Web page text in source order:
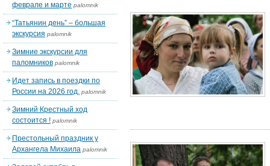
феврале и марте palomnik
“Татьянин день” – большая
экскурсия palomnik
Зимние экскурсии для
паломников palomnik
Идет запись в поездки по
России на 2026 год. palomnik
Зимний Крестный ход
состоится ! palomnik
Престольный праздник у
Архангела Михаила palomnik